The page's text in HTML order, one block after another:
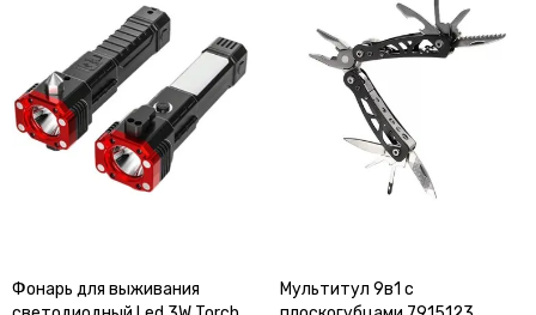
Фонарь для выживания
Мультитул 9в1 с